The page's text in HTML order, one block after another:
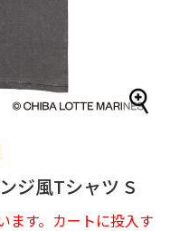
ジ風Tシャツ S
ます。カートに投入す